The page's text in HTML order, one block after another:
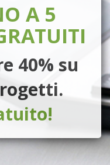
A 5
40% su